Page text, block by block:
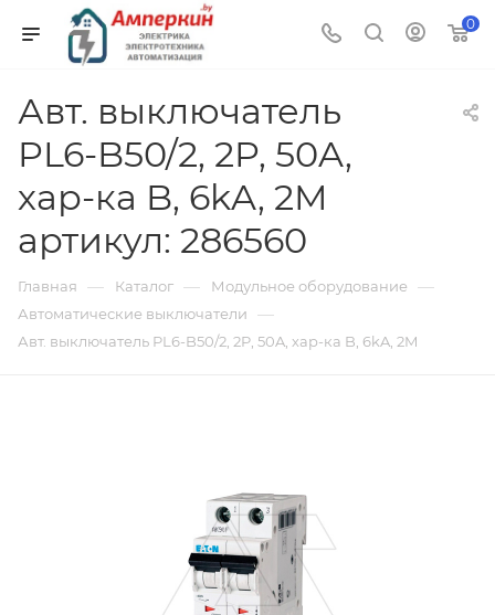
0
Авт. выключатель
PL6-B50/2, 2P, 50A,
хар-ка B, 6kA, 2M
артикул: 286560
Главная — Каталог — Модульное оборудование —
Автоматические выключатели —
Авт. выключатель PL6-B50/2, 2P, 50A, хар-ка B, 6kA, 2M